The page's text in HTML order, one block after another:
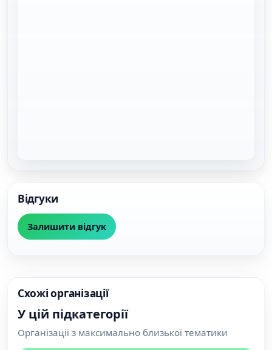
Відгуки
Залишити відгук
Схожі організації
У цій підкатегорії
Організації з максимально близької тематики